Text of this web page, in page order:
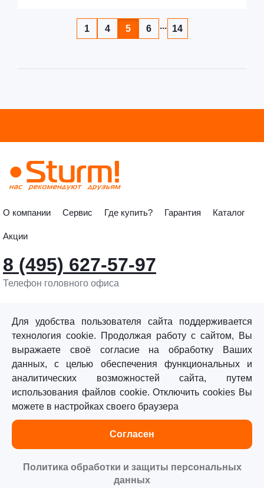
1 4 5 6 ... 14
О компании Сервис Где купить? Гарантия Каталог
Акции
8 (495) 627-57-97
Телефон головного офиса
©«Sturm!» 2011–2026 ®
Все права защищены.
Политика обработки персональных данных
Для удобства пользователя сайта поддерживается
технология cookie. Продолжая работу с сайтом, Вы
выражаете своё согласие на обработку Ваших
данных, с целью обеспечения функциональных и
аналитических возможностей сайта, путем
использования файлов cookie. Отключить cookies Вы
можете в настройках своего браузера
Согласен
Политика обработки и защиты персональных
данных